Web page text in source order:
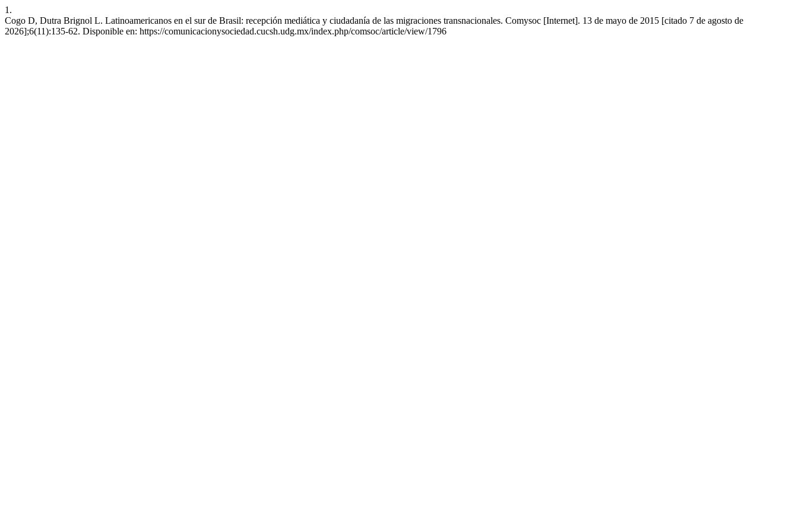
1.
Cogo D, Dutra Brignol L. Latinoamericanos en el sur de Brasil: recepción mediática y ciudadanía de las migraciones transnacionales. Comysoc [Internet]. 13 de mayo de 2015 [citado 7 de agosto de
2026];6(11):135-62. Disponible en: https://comunicacionysociedad.cucsh.udg.mx/index.php/comsoc/article/view/1796